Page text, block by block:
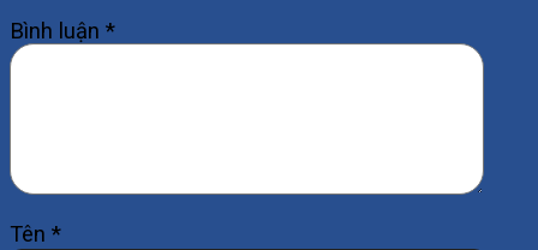
Bình luận *
Tên *